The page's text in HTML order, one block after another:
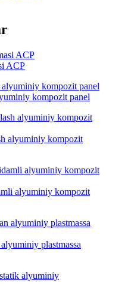
ACP
kompozit panel
alyuminiy kompozit
alyuminiy kompozit
plastmassa